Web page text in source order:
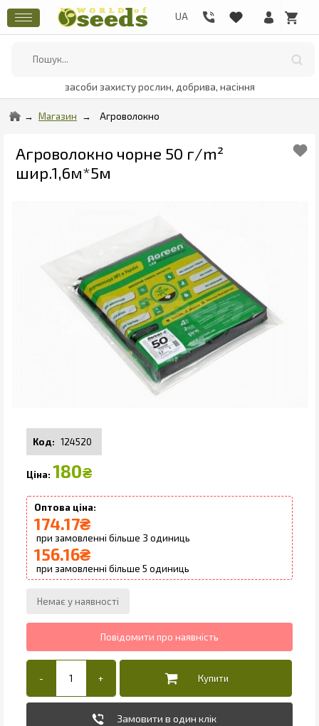
засоби захисту рослин, добрива, насіння
Магазин Агроволокно
Агроволокно чорне 50 г/m²
шир.1,6м*5м
124520
180₴
174.17₴
3
156.16₴
5
Замовити в один клік